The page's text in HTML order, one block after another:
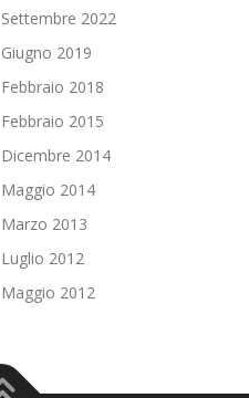
Settembre 2022
Giugno 2019
Febbraio 2018
Febbraio 2015
Dicembre 2014
Maggio 2014
Marzo 2013
Luglio 2012
Maggio 2012